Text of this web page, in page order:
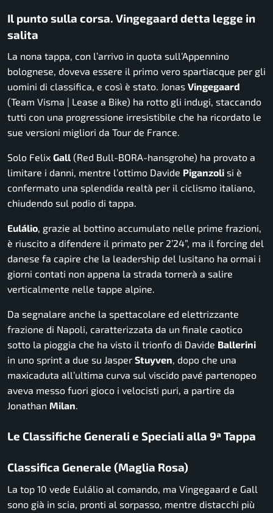
Il punto sulla corsa. Vingegaard detta legge in
salita
La nona tappa, con l’arrivo in quota sull’Appennino
bolognese, doveva essere il primo vero spartiacque per gli
uomini di classifica, e così è stato. Jonas Vingegaard
(Team Visma | Lease a Bike) ha rotto gli indugi, staccando
tutti con una progressione irresistibile che ha ricordato le
sue versioni migliori da Tour de France.
Solo Felix Gall (Red Bull-BORA-hansgrohe) ha provato a
limitare i danni, mentre l’ottimo Davide Piganzoli si è
confermato una splendida realtà per il ciclismo italiano,
chiudendo sul podio di tappa.
Eulálio, grazie al bottino accumulato nelle prime frazioni,
è riuscito a difendere il primato per 2’24”, ma il forcing del
danese fa capire che la leadership del lusitano ha ormai i
giorni contati non appena la strada tornerà a salire
verticalmente nelle tappe alpine.
Da segnalare anche la spettacolare ed elettrizzante
frazione di Napoli, caratterizzata da un finale caotico
sotto la pioggia che ha visto il trionfo di Davide Ballerini
in uno sprint a due su Jasper Stuyven, dopo che una
maxicaduta all’ultima curva sul viscido pavé partenopeo
aveva messo fuori gioco i velocisti puri, a partire da
Jonathan Milan.
Le Classifiche Generali e Speciali alla 9ª Tappa
Classifica Generale (Maglia Rosa)
La top 10 vede Eulálio al comando, ma Vingegaard e Gall
sono già in scia, pronti al sorpasso, mentre distacchi più